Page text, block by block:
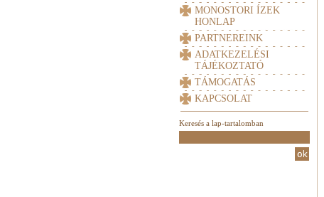
MONOSTORI ÍZEK
HONLAP
PARTNEREINK
ADATKEZELÉSI
TÁJÉKOZTATÓ
TÁMOGATÁS
KAPCSOLAT
Keresés a lap-tartalomban